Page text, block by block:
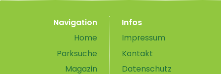
Navigation
Home
Parksuche
Magazin
Infos
Impressum
Kontakt
Datenschutz